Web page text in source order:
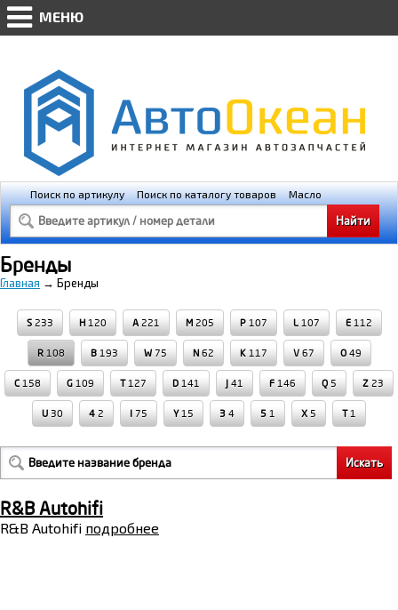
МЕНЮ
Поиск по артикулу Поиск по каталогу товаров
Масло
Освещение
Свечи зажигания
Бренды
Главная → Бренды
S 233 H120 A221 M 205 P 107 L 107 E 112
R 108 B 193 W 75 N62 K 117 V 67 O 49
C158 G 109 T127 D 141 J 41 F 146 Q 5 Z 23
U 30 4 2 I 75 Y15 3 4 5 1 X5 Т1
R&B Autohifi
R&B Autohifi подробнее